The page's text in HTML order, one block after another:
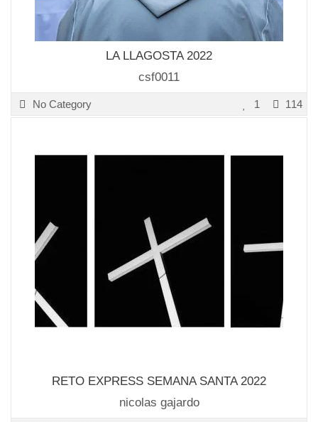
LA LLAGOSTA 2022
csf0011
No Category 114
1
RETO EXPRESS SEMANA SANTA 2022
nicolas gajardo